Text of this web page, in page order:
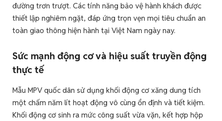
đường trơn trượt. Các tính năng bảo vệ hành khách được
thiết lập nghiêm ngặt, đáp ứng trọn vẹn mọi tiêu chuẩn an
toàn giao thông hiện hành tại Việt Nam ngày nay.
Sức mạnh động cơ và hiệu suất truyền động
thực tế
Mẫu MPV quốc dân sử dụng khối động cơ xăng dung tích
một chấm năm lít hoạt động vô cùng ổn định và tiết kiệm.
Khối động cơ sinh ra mức công suất vừa vặn, kết hợp hộp